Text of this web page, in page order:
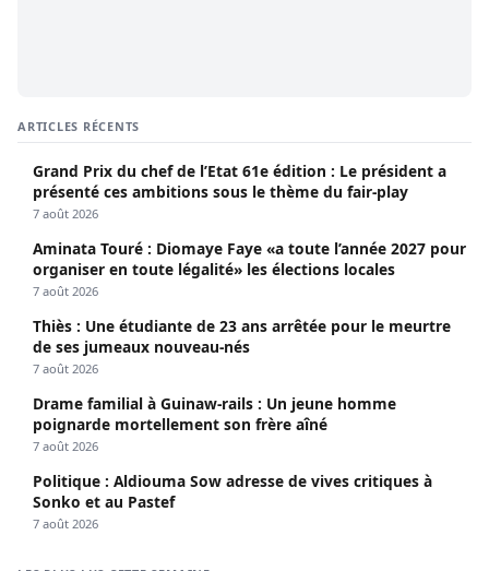
ARTICLES RÉCENTS
Grand Prix du chef de l’Etat 61e édition : Le président a
présenté ces ambitions sous le thème du fair-play
7 août 2026
Aminata Touré : Diomaye Faye «a toute l’année 2027 pour
organiser en toute légalité» les élections locales
7 août 2026
Thiès : Une étudiante de 23 ans arrêtée pour le meurtre
de ses jumeaux nouveau-nés
7 août 2026
Drame familial à Guinaw-rails : Un jeune homme
poignarde mortellement son frère aîné
7 août 2026
Politique : Aldiouma Sow adresse de vives critiques à
Sonko et au Pastef
7 août 2026